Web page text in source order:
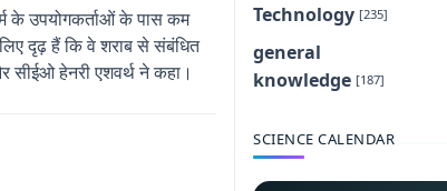
के उपयोगकर्ताओं के पास कम
दृढ़ हैं कि वे शराब से संबंधित
सीईओ हेनरी एशवर्थ ने कहा।
Technology [235]
general
knowledge [187]
SCIENCE CALENDAR